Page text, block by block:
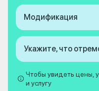
Модификация
Укажите, что
Чтобы увидеть цены,
и услугу